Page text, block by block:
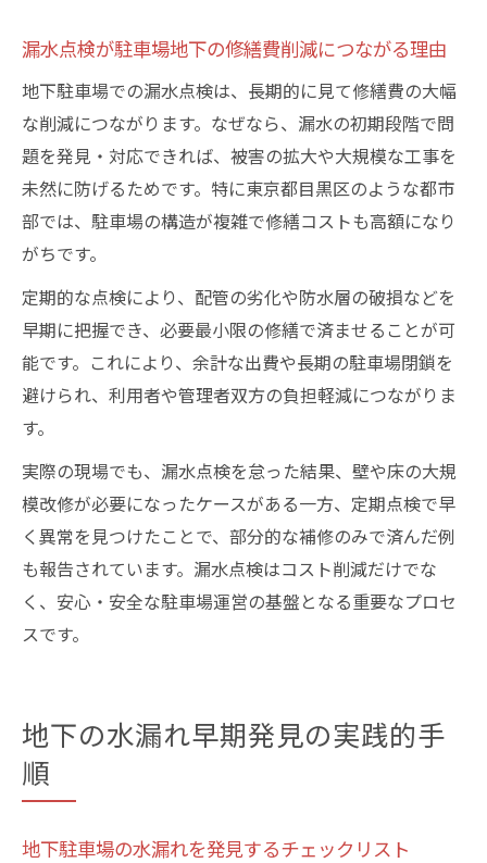
漏水点検が駐車場地下の修繕費削減につながる理由
地下駐車場での漏水点検は、長期的に見て修繕費の大幅
な削減につながります。なぜなら、漏水の初期段階で問
題を発見・対応できれば、被害の拡大や大規模な工事を
未然に防げるためです。特に東京都目黒区のような都市
部では、駐車場の構造が複雑で修繕コストも高額になり
がちです。
定期的な点検により、配管の劣化や防水層の破損などを
早期に把握でき、必要最小限の修繕で済ませることが可
能です。これにより、余計な出費や長期の駐車場閉鎖を
避けられ、利用者や管理者双方の負担軽減につながりま
す。
実際の現場でも、漏水点検を怠った結果、壁や床の大規
模改修が必要になったケースがある一方、定期点検で早
く異常を見つけたことで、部分的な補修のみで済んだ例
も報告されています。漏水点検はコスト削減だけでな
く、安心・安全な駐車場運営の基盤となる重要なプロセ
スです。
地下の水漏れ早期発見の実践的手
順
地下駐車場の水漏れを発見するチェックリスト